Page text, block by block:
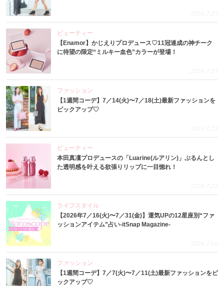
2026.7.29
ビューティー
【Enamor】かじえりプロデュース♡11冠達成の神チーク
に待望の限定“ミルキー血色”カラーが登場！
2026.7.27
ファッション
【1週間コーデ】7／14(火)〜7／18(土)最新ファッションを
ピックアップ♡
2026.7.23
ビューティー
本田真凜プロデュースの「Luarine(ルアリン)」ぷるんとし
た透明感を叶える欲張りリップに一目惚れ！
2026.7.22
ライフスタイル
【2026年7／16(火)〜7／31(金)】運気UPの12星座別“ファ
ッションアイテム”占い-itSnap Magazine-
2026.7.16
ファッション
【1週間コーデ】7／7(火)〜7／11(土)最新ファッションをピ
ックアップ♡